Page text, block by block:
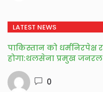
LATEST NEWS
पाकिस्तान को धर्मनिरपेक्ष
होगा:थलसेना प्रमुख जनरल
0